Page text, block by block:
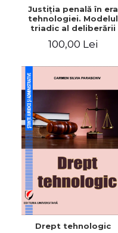
ULTIMELE EXEMPLARE
Justiţia penală în era
tehnologiei. Modelul
triadic al deliberării
100,00 Lei
Drept tehnologic